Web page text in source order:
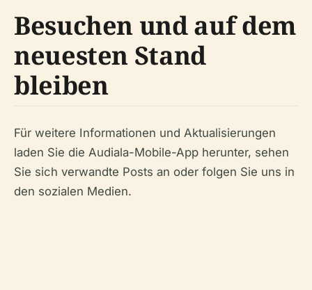
Besuchen und auf dem
neuesten Stand
bleiben
Für weitere Informationen und Aktualisierungen
laden Sie die Audiala-Mobile-App herunter, sehen
Sie sich verwandte Posts an oder folgen Sie uns in
den sozialen Medien.